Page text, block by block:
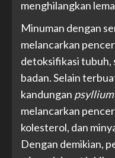
menghilangkan
Minuman dengan
melancarkan
detoksifikasi tubuh,
badan. Selain
kandungan
melancarkan
kolesterol, dan
Dengan demikian,